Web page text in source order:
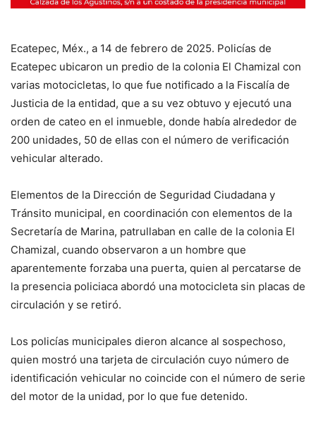
Ecatepec, Méx., a 14 de febrero de 2025. Policías de
Ecatepec ubicaron un predio de la colonia El Chamizal con
varias motocicletas, lo que fue notificado a la Fiscalía de
Justicia de la entidad, que a su vez obtuvo y ejecutó una
orden de cateo en el inmueble, donde había alrededor de
200 unidades, 50 de ellas con el número de verificación
vehicular alterado.
Elementos de la Dirección de Seguridad Ciudadana y
Tránsito municipal, en coordinación con elementos de la
Secretaría de Marina, patrullaban en calle de la colonia El
Chamizal, cuando observaron a un hombre que
aparentemente forzaba una puerta, quien al percatarse de
la presencia policiaca abordó una motocicleta sin placas de
circulación y se retiró.
Los policías municipales dieron alcance al sospechoso,
quien mostró una tarjeta de circulación cuyo número de
identificación vehicular no coincide con el número de serie
del motor de la unidad, por lo que fue detenido.